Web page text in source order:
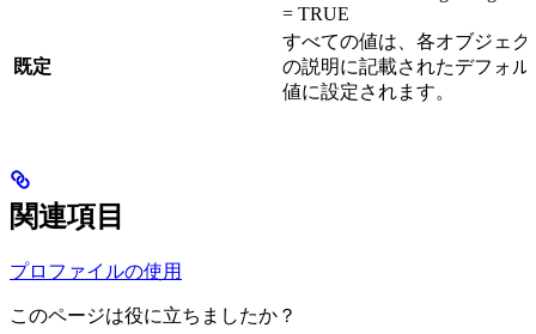
= TRUE
既定
すべての値は、各オブジェク
の説明に記載されたデフォル
値に設定されます。
関連項目
プロファイルの使用
このページは役に立ちましたか？